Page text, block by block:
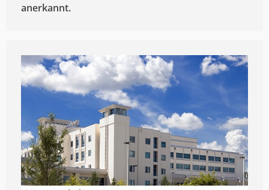
anerkannt.